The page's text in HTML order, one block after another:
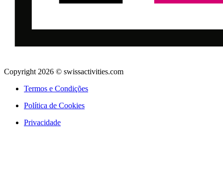
Copyright 2026 © swissactivities.com
Termos e Condições
Política de Cookies
Privacidade